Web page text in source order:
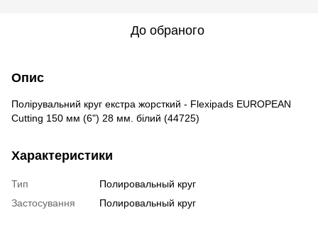
До обраного
Опис
Полірувальний круг екстра жорсткий - Flexipads EUROPEAN
Cutting 150 мм (6") 28 мм. білий (44725)
Характеристики
Тип
Полировальный круг
Застосування
Полировальный круг